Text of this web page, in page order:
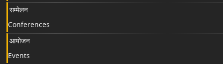
सम्मेलन
Conferences
आयोजन
Events